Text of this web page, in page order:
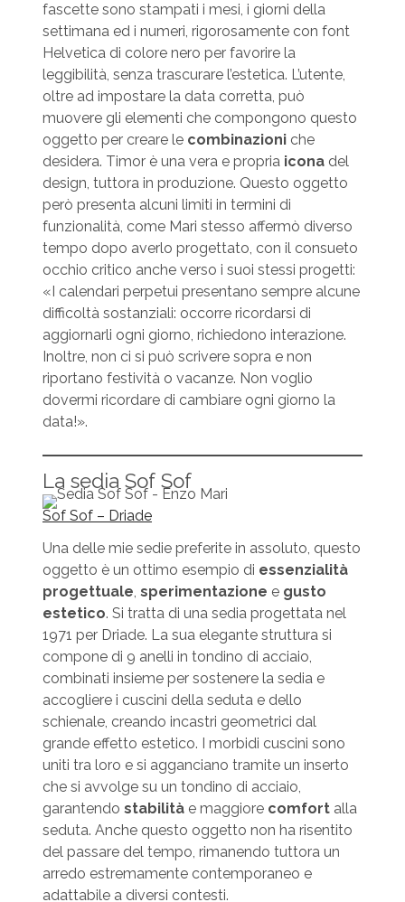
fascette sono stampati i mesi, i giorni della
settimana ed i numeri, rigorosamente con font
Helvetica di colore nero per favorire la
leggibilità, senza trascurare l’estetica. L’utente,
oltre ad impostare la data corretta, può
muovere gli elementi che compongono questo
oggetto per creare le combinazioni che
desidera. Timor è una vera e propria icona del
design, tuttora in produzione. Questo oggetto
però presenta alcuni limiti in termini di
funzionalità, come Mari stesso affermò diverso
tempo dopo averlo progettato, con il consueto
occhio critico anche verso i suoi stessi progetti:
«I calendari perpetui presentano sempre alcune
difficoltà sostanziali: occorre ricordarsi di
aggiornarli ogni giorno, richiedono interazione.
Inoltre, non ci si può scrivere sopra e non
riportano festività o vacanze. Non voglio
dovermi ricordare di cambiare ogni giorno la
data!».
La sedia Sof Sof
Sof Sof – Driade
Una delle mie sedie preferite in assoluto, questo
oggetto è un ottimo esempio di essenzialità
progettuale sperimentazione e gusto
estetico. Si tratta di una sedia progettata nel
1971 per Driade. La sua elegante struttura si
compone di 9 anelli in tondino di acciaio,
combinati insieme per sostenere la sedia e
accogliere i cuscini della seduta e dello
schienale, creando incastri geometrici dal
grande effetto estetico. I morbidi cuscini sono
uniti tra loro e si agganciano tramite un inserto
che si avvolge su un tondino di acciaio,
garantendo stabilità e maggiore comfort alla
seduta. Anche questo oggetto non ha risentito
del passare del tempo, rimanendo tuttora un
arredo estremamente contemporaneo e
adattabile a diversi contesti.